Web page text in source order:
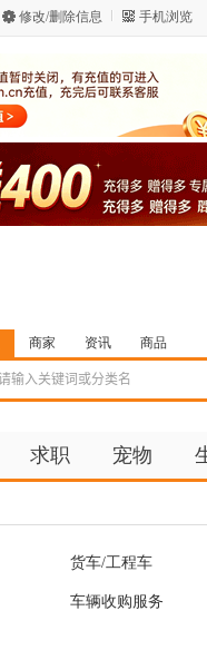
修改/删除信息 手机浏览
商家 资讯 商品
求职 宠物
货车/工程车
车辆收购服务